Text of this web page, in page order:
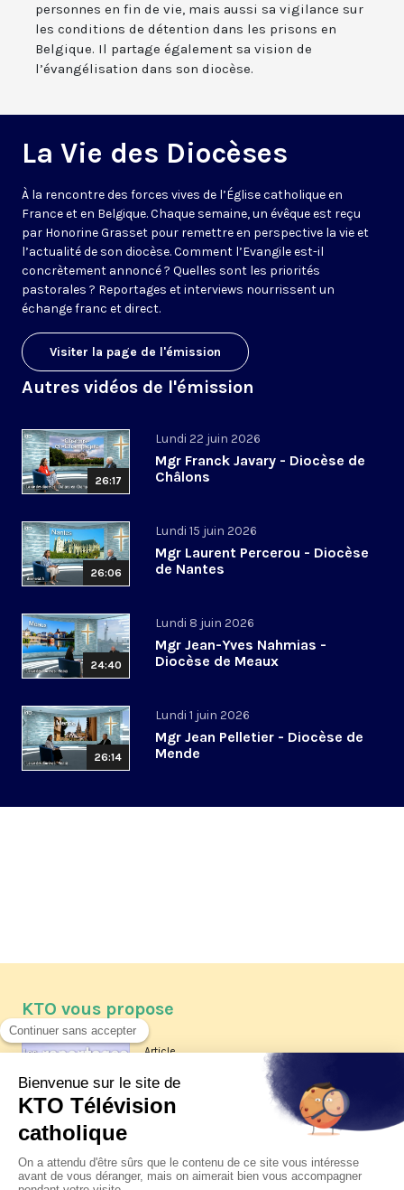
personnes en fin de vie, mais aussi sa vigilance sur
les conditions de détention dans les prisons en
Belgique. Il partage également sa vision de
l’évangélisation dans son diocèse.
La Vie des Diocèses
À la rencontre des forces vives de l’Église catholique en
France et en Belgique. Chaque semaine, un évêque est reçu
par Honorine Grasset pour remettre en perspective la vie et
l’actualité de son diocèse. Comment l’Evangile est-il
concrètement annoncé ? Quelles sont les priorités
pastorales ? Reportages et interviews nourrissent un
échange franc et direct.
Visiter la page de l'émission
Autres vidéos de l'émission
26:17
Lundi 22 juin 2026
Mgr Franck Javary - Diocèse de
Châlons
26:06
Lundi 15 juin 2026
Mgr Laurent Percerou - Diocèse
de Nantes
24:40
Lundi 8 juin 2026
Mgr Jean-Yves Nahmias -
Diocèse de Meaux
26:14
Lundi 1 juin 2026
Mgr Jean Pelletier - Diocèse de
Mende
KTO vous propose
Article
Les reportages d'été 2026 de KTO
La visite pastorale du pape Léon
XIV à Assise à suivre sur KTO le
jeudi 6 août